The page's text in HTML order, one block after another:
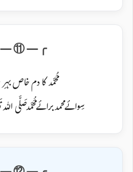
مُحَمَّد کا دم خاص
سِوائے محمد برائے مُحَمَّد صَلَّی